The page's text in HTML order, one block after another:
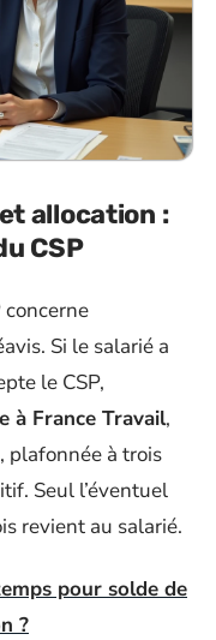
allocation :
CSP
Si le salarié a
le CSP,
à France Travail,
plafonnée à trois
Seul l’éventuel
revient au salarié.
pour solde de
?